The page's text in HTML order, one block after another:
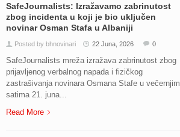
SafeJournalists: Izražavamo zabrinutost
zbog incidenta u koji je bio uključen
novinar Osman Stafa u Albaniji
Posted by bhnovinari 22 Juna, 2026 0
SafeJournalists mreža izražava zabrinutost zbog
prijavljenog verbalnog napada i fizičkog
zastrašivanja novinara Osmana Stafe u večernjim
satima 21. juna...
Read More